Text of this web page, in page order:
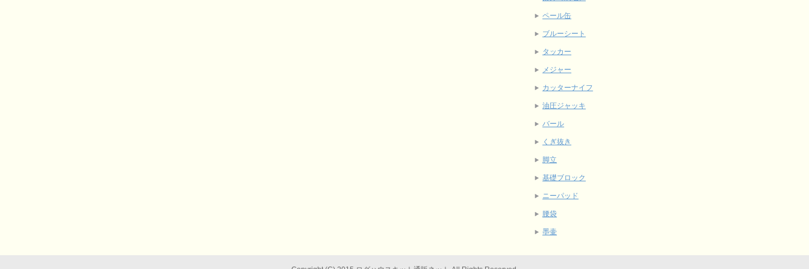
ペール缶
ブルーシート
タッカー
メジャー
カッターナイフ
油圧ジャッキ
バール
くぎ抜き
脚立
基礎ブロック
ニーパッド
腰袋
墨壷